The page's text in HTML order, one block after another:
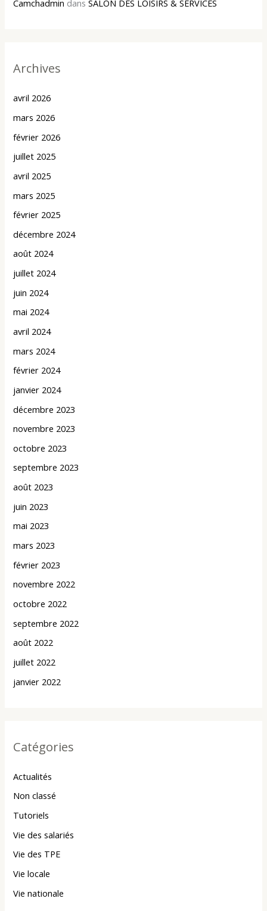
Camchadmin dansSALON DES LOISIRS & SERVICES
Archives
avril 2026
mars 2026
février 2026
juillet 2025
avril 2025
mars 2025
février 2025
décembre 2024
août 2024
juillet 2024
juin 2024
mai 2024
avril 2024
mars 2024
février 2024
janvier 2024
décembre 2023
novembre 2023
octobre 2023
septembre 2023
août 2023
juin 2023
mai 2023
mars 2023
février 2023
novembre 2022
octobre 2022
septembre 2022
août 2022
juillet 2022
janvier 2022
Catégories
Actualités
Non classé
Tutoriels
Vie des salariés
Vie des TPE
Vie locale
Vie nationale